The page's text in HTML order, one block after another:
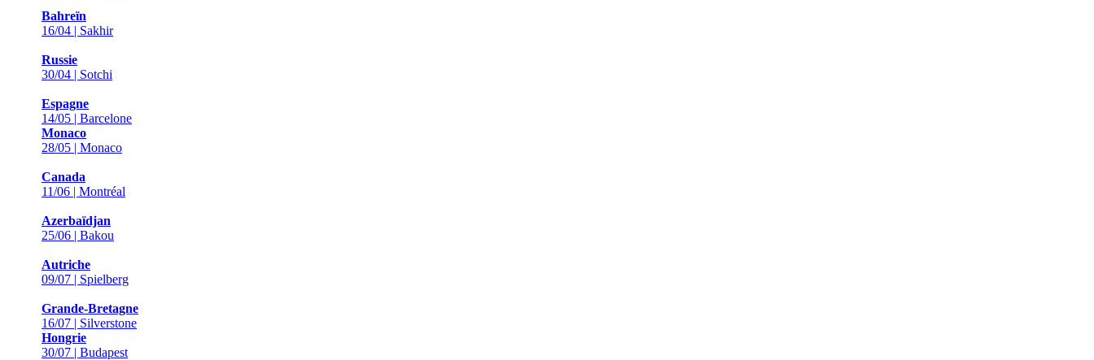
Bahreïn
16/04 | Sakhir
Russie
30/04 | Sotchi
Espagne
14/05 | Barcelone
Monaco
28/05 | Monaco
Canada
11/06 | Montréal
Azerbaïdjan
25/06 | Bakou
Autriche
09/07 | Spielberg
Grande-Bretagne
16/07 | Silverstone
Hongrie
30/07 | Budapest